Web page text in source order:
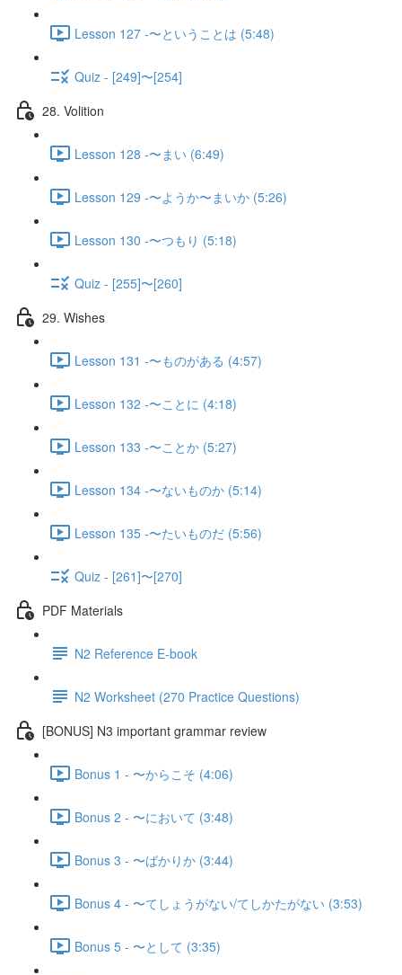
Lesson 127 -〜ということは (5:48)
Quiz - [249]〜[254]
28. Volition
Lesson 128 -〜まい (6:49)
Lesson 129 -〜ようか〜まいか (5:26)
Lesson 130 -〜つもり (5:18)
Quiz - [255]〜[260]
29. Wishes
Lesson 131 -〜ものがある (4:57)
Lesson 132 -〜ことに (4:18)
Lesson 133 -〜ことか (5:27)
Lesson 134 -〜ないものか (5:14)
Lesson 135 -〜たいものだ (5:56)
Quiz - [261]〜[270]
PDF Materials
N2 Reference E-book
N2 Worksheet (270 Practice Questions)
[BONUS] N3 important grammar review
Bonus 1 - 〜からこそ (4:06)
Bonus 2 - 〜において (3:48)
Bonus 3 - 〜ばかりか (3:44)
Bonus 4 - 〜てしょうがない/てしかたがない (3:53)
Bonus 5 - 〜として (3:35)